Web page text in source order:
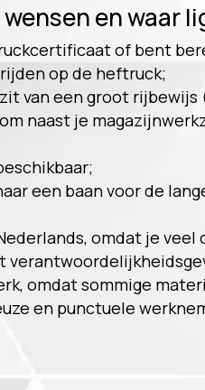
en waar
of bent
op de heftruck;
van een groot rijbewijs
naast je
een baan voor de
omdat je
omdat sommige
en punctuele